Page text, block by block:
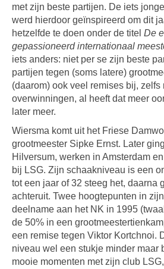
met zijn beste partijen. De iets
werd hierdoor geïnspireerd om dit
hetzelfde te doen onder de titel De
gepassioneerd internationaal
iets anders: niet per se zijn beste
partijen tegen (soms latere)
(daarom) ook veel remises bij, zelfs
overwinningen, al heeft dat meer
later meer.
Wiersma komt uit het Friese
grootmeester Sipke Ernst. Later
Hilversum, werken in Amsterdam
bij LSG. Zijn schaakniveau is een
tot een jaar of 32 steeg het, daarna
achteruit. Twee hoogtepunten in
deelname aan het NK in 1995
de 50% in een
een remise tegen Viktor Kortchnoi.
niveau wel een stukje minder maar
mooie momenten met zijn club